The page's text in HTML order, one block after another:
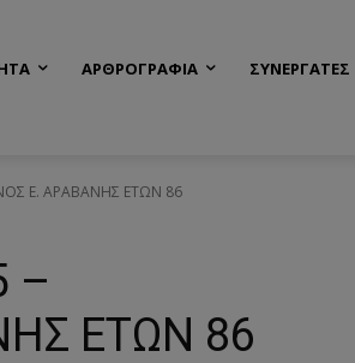
ΑΡΘΡΟΓΡΑΦΙΑ ΣΥΝΕΡΓΑΤΕΣ
Ε. ΑΡΑΒΑΝΗΣ ΕΤΩΝ 86
–
ΕΤΩΝ 86